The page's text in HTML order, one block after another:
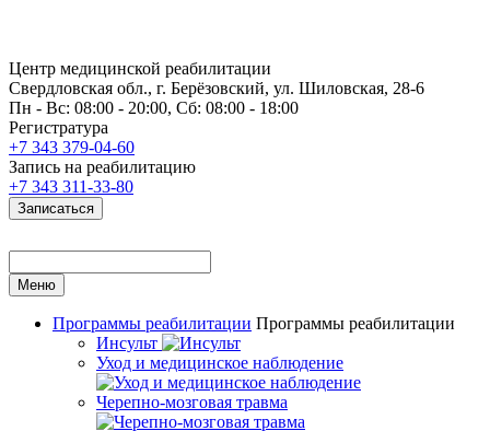
Центр медицинской реабилитации
Свердловская обл., г. Берёзовский, ул. Шиловская, 28-6
Пн - Вс: 08:00 - 20:00, Сб: 08:00 - 18:00
Регистратура
+7 343 379-04-60
Запись на реабилитацию
+7 343 311-33-80
Записаться
Меню
Программы реабилитации Программы реабилитации
Инсульт
Уход и медицинское наблюдение
Черепно-мозговая травма